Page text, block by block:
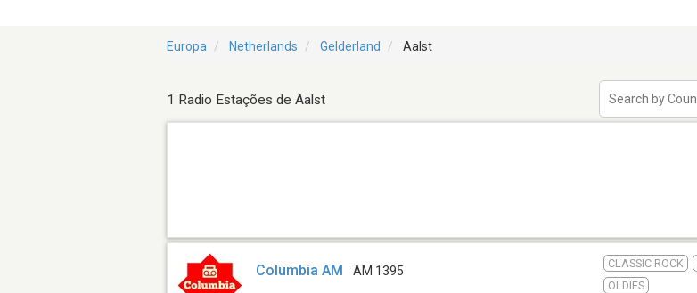
Europa Netherlands Gelderland Aalst
1 Radio Estações de Aalst
Columbia AM AM 1395
CLASSIC ROCK
OLDIES